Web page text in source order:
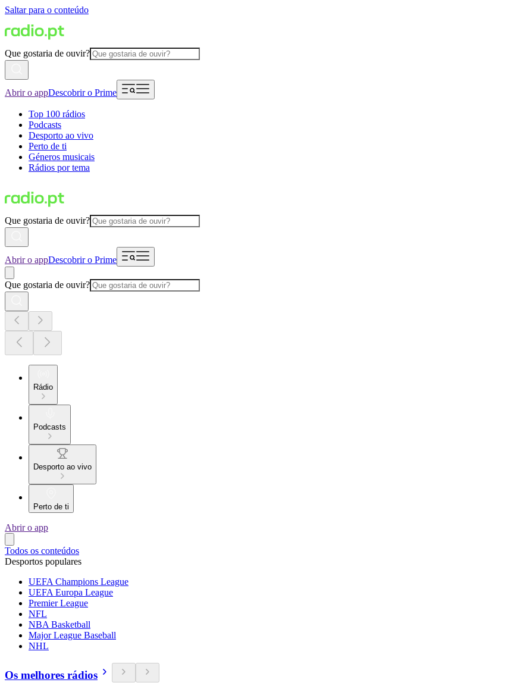
Saltar para o conteúdo
Que gostaria de ouvir?
Abrir o appDescobrir o Prime
Top 100 rádios
Podcasts
Desporto ao vivo
Perto de ti
Géneros musicais
Rádios por tema
Que gostaria de ouvir?
Abrir o appDescobrir o Prime
Que gostaria de ouvir?
Rádio
Podcasts
Desporto ao vivo
Perto de ti
Abrir o app
Todos os conteúdos
Desportos populares
UEFA Champions League
UEFA Europa League
Premier League
NFL
NBA Basketball
Major League Baseball
NHL
Os melhores rádios